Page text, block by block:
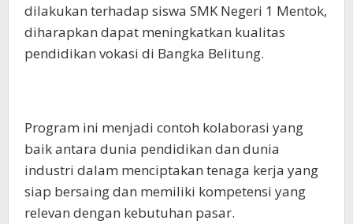
dilakukan terhadap siswa SMK Negeri 1 Mentok,
diharapkan dapat meningkatkan kualitas
pendidikan vokasi di Bangka Belitung.
Program ini menjadi contoh kolaborasi yang
baik antara dunia pendidikan dan dunia
industri dalam menciptakan tenaga kerja yang
siap bersaing dan memiliki kompetensi yang
relevan dengan kebutuhan pasar.